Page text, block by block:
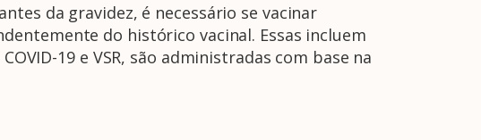
da gravidez, é necessário se vacinar
do histórico vacinal. Essas incluem
19 e VSR, são administradas com base na